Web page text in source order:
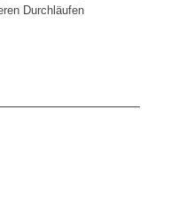
Durchläufen